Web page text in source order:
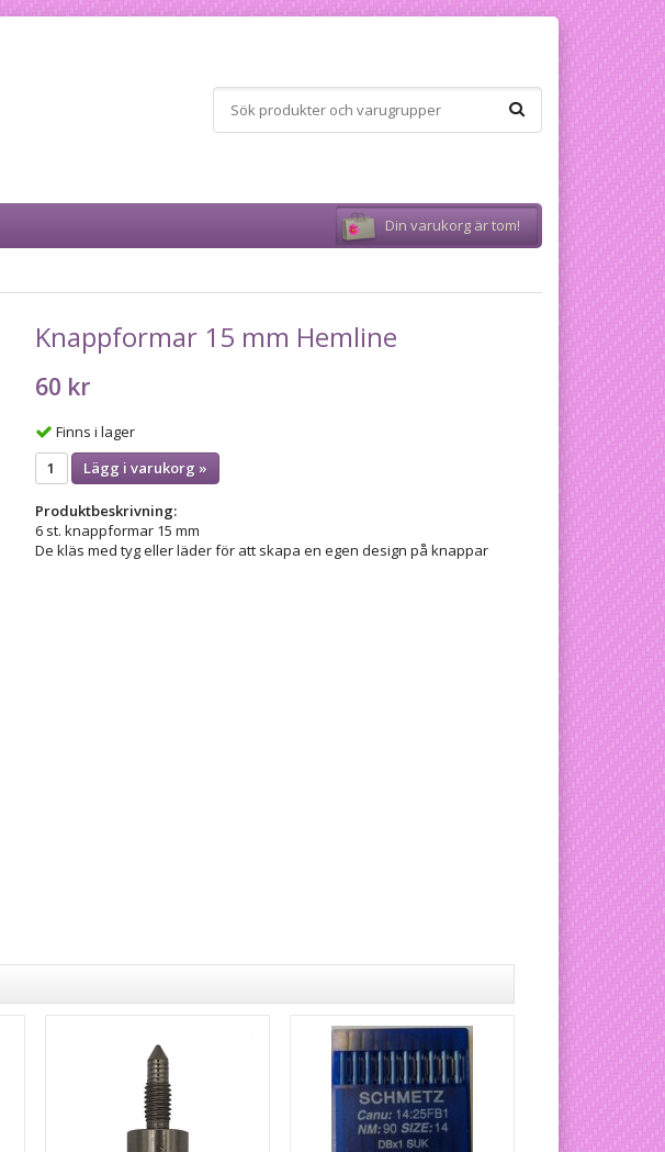
Din varukorg är tom!
Knappformar 15 mm Hemline
60 kr
Finns i lager
Lägg i varukorg »
Produktbeskrivning:
6 st. knappformar 15 mm
De kläs med tyg eller läder för att skapa en egen design på knappar